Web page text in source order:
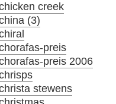
creek
(3)
preis
preis 2006
stewens